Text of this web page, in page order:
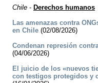
Chile - Derechos humanos
Las amenazas contra
en Chile (02/08/2026)
Condenan represión
(04/06/2026)
El juicio de los «nuevos
con testigos protegidos y